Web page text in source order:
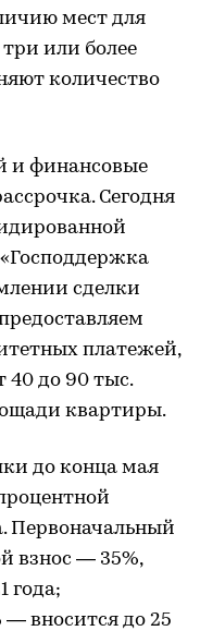
мест для
или более
количество
и финансовые
Сегодня
сделки
платежей,
40 до 90 тыс.
квартиры.
до конца мая
Первоначальный
взнос — 35%,
года;
вносится до 25